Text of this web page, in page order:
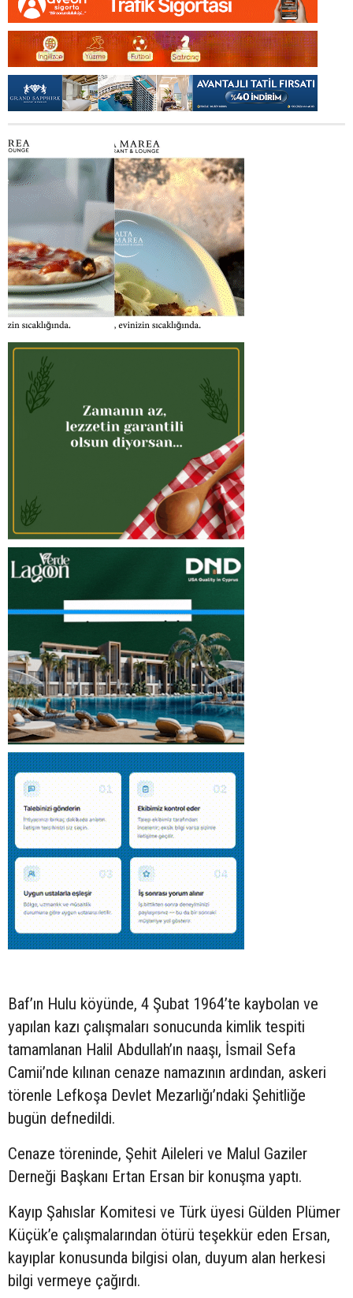
Baf’ın Hulu köyünde, 4 Şubat 1964’te kaybolan ve
yapılan kazı çalışmaları sonucunda kimlik tespiti
tamamlanan Halil Abdullah’ın naaşı, İsmail Sefa
Camii’nde kılınan cenaze namazının ardından, askeri
törenle Lefkoşa Devlet Mezarlığı’ndaki Şehitliğe
bugün defnedildi.
Cenaze töreninde, Şehit Aileleri ve Malul Gaziler
Derneği Başkanı Ertan Ersan bir konuşma yaptı.
Kayıp Şahıslar Komitesi ve Türk üyesi Gülden Plümer
Küçük’e çalışmalarından ötürü teşekkür eden Ersan,
kayıplar konusunda bilgisi olan, duyum alan herkesi
bilgi vermeye çağırdı.